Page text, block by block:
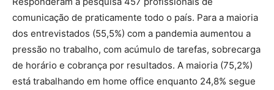
comunicação de praticamente todo o país. Para a maioria
dos entrevistados (55,5%) com a pandemia aumentou a
pressão no trabalho, com acúmulo de tarefas, sobrecarga
de horário e cobrança por resultados. A maioria (75,2%)
está trabalhando em home office enquanto 24,8% segue